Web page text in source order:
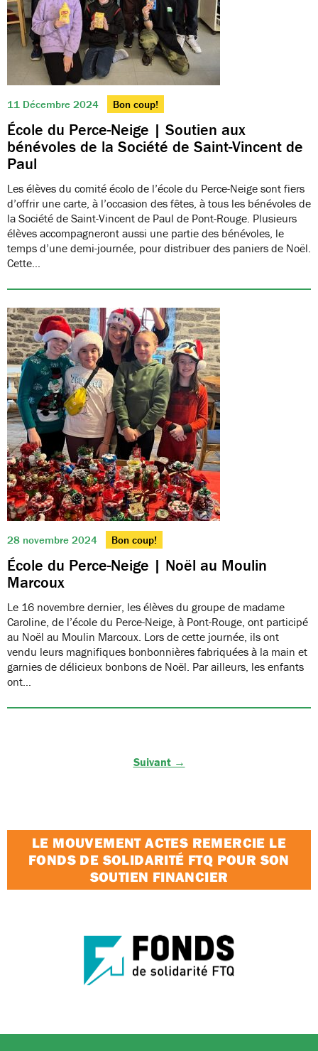
11 Décembre 2024 Bon coup!
École du Perce-Neige | Soutien aux
bénévoles de la Société de Saint-Vincent de
Paul
Les élèves du comité écolo de l’école du Perce-Neige sont fiers
d’offrir une carte, à l’occasion des fêtes, à tous les bénévoles de
la Société de Saint-Vincent de Paul de Pont-Rouge. Plusieurs
élèves accompagneront aussi une partie des bénévoles, le
temps d’une demi-journée, pour distribuer des paniers de Noël.
Cette…
28 novembre 2024 Bon coup!
École du Perce-Neige | Noël au Moulin
Marcoux
Le 16 novembre dernier, les élèves du groupe de madame
Caroline, de l’école du Perce-Neige, à Pont-Rouge, ont participé
au Noël au Moulin Marcoux. Lors de cette journée, ils ont
vendu leurs magnifiques bonbonnières fabriquées à la main et
garnies de délicieux bonbons de Noël. Par ailleurs, les enfants
ont…
Suivant →
LE MOUVEMENT ACTES REMERCIE LE
FONDS DE SOLIDARITÉ FTQ POUR SON
SOUTIEN FINANCIER